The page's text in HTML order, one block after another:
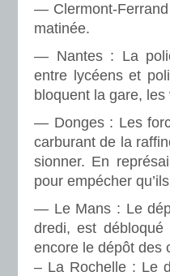
— Clermont-Ferrand
mati­née.
— Nantes : La
entre lycéens et
blo­quent la gare, les
— Donges : Les
car­bu­rant de la
sion­ner. En
pour empé­cher
— Le Mans : Le
dredi, est
encore le dépôt des
– La Rochelle : Le